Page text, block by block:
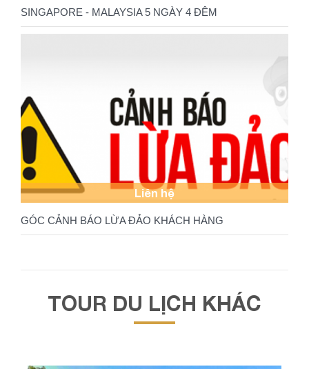
SINGAPORE - MALAYSIA 5 NGÀY 4 ĐÊM
Liên hệ
GÓC CẢNH BÁO LỪA ĐẢO KHÁCH HÀNG
TOUR DU LỊCH KHÁC